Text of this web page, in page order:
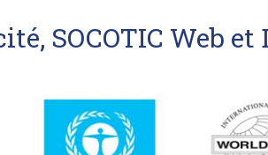
SOCOTIC Web